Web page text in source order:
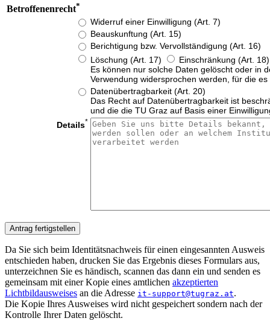
Betroffenenrecht*
Widerruf einer Einwilligung (Art. 7)
Beauskunftung (Art. 15)
Berichtigung bzw. Vervollständigung (Art. 16)
Löschung (Art. 17)
Einschränkung (Art.
Es können nur solche Daten gelöscht oder in
Verwendung widersprochen werden, für die
Datenübertragbarkeit (Art. 20)
Das Recht auf Datenübertragbarkeit ist
und die die TU Graz auf Basis einer
Details*
Da Sie sich beim Identitätsnachweis für einen eingesannten Ausweis
entschieden haben, drucken Sie das Ergebnis dieses Formulars aus,
unterzeichnen Sie es händisch, scannen das dann ein und senden es
gemeinsam mit einer Kopie eines amtlichen akzeptierten
Lichtbildausweises an die Adresse it-support@tugraz.at.
Die Kopie Ihres Ausweises wird nicht gespeichert sondern nach der
Kontrolle Ihrer Daten gelöscht.